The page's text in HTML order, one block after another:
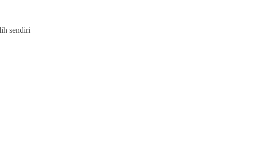
sendiri